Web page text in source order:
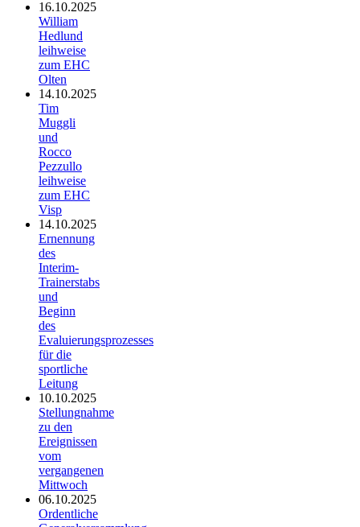
16.10.2025
William
Hedlund
leihweise
zum EHC
Olten
14.10.2025
Tim
Muggli
und
Rocco
Pezzullo
leihweise
zum EHC
Visp
14.10.2025
Ernennung
des
Interim-
Trainerstabs
und
Beginn
des
Evaluierungsprozesses
für die
sportliche
Leitung
10.10.2025
Stellungnahme
zu den
Ereignissen
vom
vergangenen
Mittwoch
06.10.2025
Ordentliche